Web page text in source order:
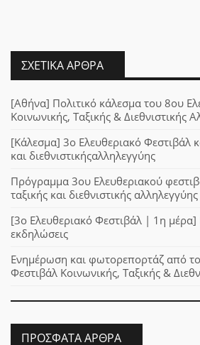
ΣΧΕΤΙΚΆ ΆΡΘΡΑ
[Αθήνα] Πολιτικό κάλεσμα του 8ου
Κοινωνικής, Ταξικής & Διεθνιστικής
[Κάλεσμα] 3ο Ελευθεριακό Φεστιβάλ
και διεθνιστικήςαλληλεγγύης
Πρόγραμμα 3ου Ελευθεριακού
ταξικής και διεθνιστικής αλληλεγγύης
[3ο Ελευθεριακό Φεστιβάλ | 1η
εκδηλώσεις
Ενημέρωση και φωτορεπορτάζ από
Φεστιβάλ Κοινωνικής, Ταξικής &
ΠΡΌΣΦΑΤΑ ΆΡΘΡΑ